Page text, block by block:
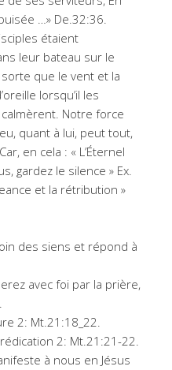
…» De.32:36.
étaient
leur bateau sur le
que le vent et la
lorsqu’il les
Notre force
quant à lui, peut tout,
en cela : « L’Éternel
gardez le silence » Ex.
et la rétribution »
des siens et répond à
avec foi par la prière,
2: Mt.21:18_22.
2: Mt.21:21-22.
à nous en Jésus